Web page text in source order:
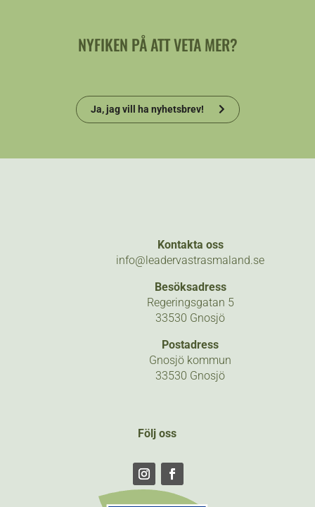
NYFIKEN PÅ ATT VETA MER?
Ja, jag vill ha nyhetsbrev!
Kontakta oss
info@leadervastrasmaland.se
Besöksadress
Regeringsgatan 5
33530 Gnosjö
Postadress
Gnosjö kommun
33530 Gnosjö
Följ oss
Följ Följ